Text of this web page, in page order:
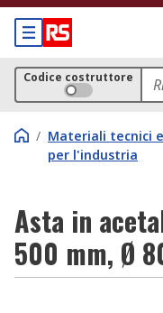
Codice costruttore
/ Materiali tecnici e
per l'industria
Asta in
500 mm, Ø